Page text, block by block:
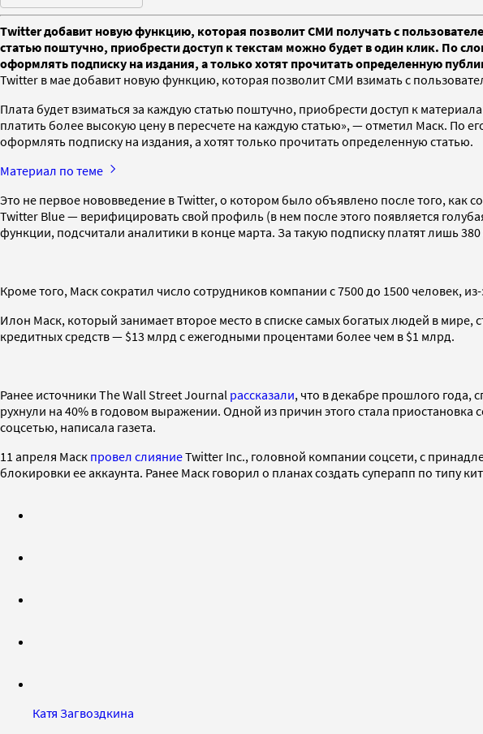
Twitter добавит новую функцию, которая позволит СМИ получать с
статью поштучно, приобрести доступ к текстам можно будет в один клик. По
оформлять подписку на издания, а только хотят прочитать определенную
Twitter в мае добавит новую функцию, которая позволит СМИ взимать с
Плата будет взиматься за каждую статью поштучно, приобрести доступ к
платить более высокую цену в пересчете на каждую статью», — отметил Маск. По
оформлять подписку на издания, а хотят только прочитать определенную статью.
Материал по теме
Это не первое нововведение в Twitter, о котором было объявлено после того, как
Twitter Blue — верифицировать свой профиль (в нем после этого появляется
функции, подсчитали аналитики в конце марта. За такую подписку платят лишь
Кроме того, Маск сократил число сотрудников компании с 7500 до 1500 человек,
Илон Маск, который занимает второе место в списке самых богатых людей в
кредитных средств — $13 млрд с ежегодными процентами более чем в $1 млрд.
Ранее источники The Wall Street Journal рассказали, что в декабре прошлого года,
рухнули на 40% в годовом выражении. Одной из причин этого стала
соцсетью, написала газета.
11 апреля Маск провел слияниеTwitter Inc., головной компании соцсети, с
блокировки ее аккаунта. Ранее Маск говорил о планах создать суперапп по типу
Катя Загвоздкина